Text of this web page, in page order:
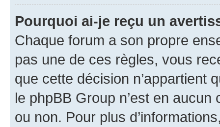
Pourquoi ai-je reçu un
Chaque forum a son propre
pas une de ces règles, vous
que cette décision n’appartient
le phpBB Group n’est en
ou non. Pour plus